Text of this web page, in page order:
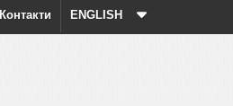
ENGLISH
Контакти